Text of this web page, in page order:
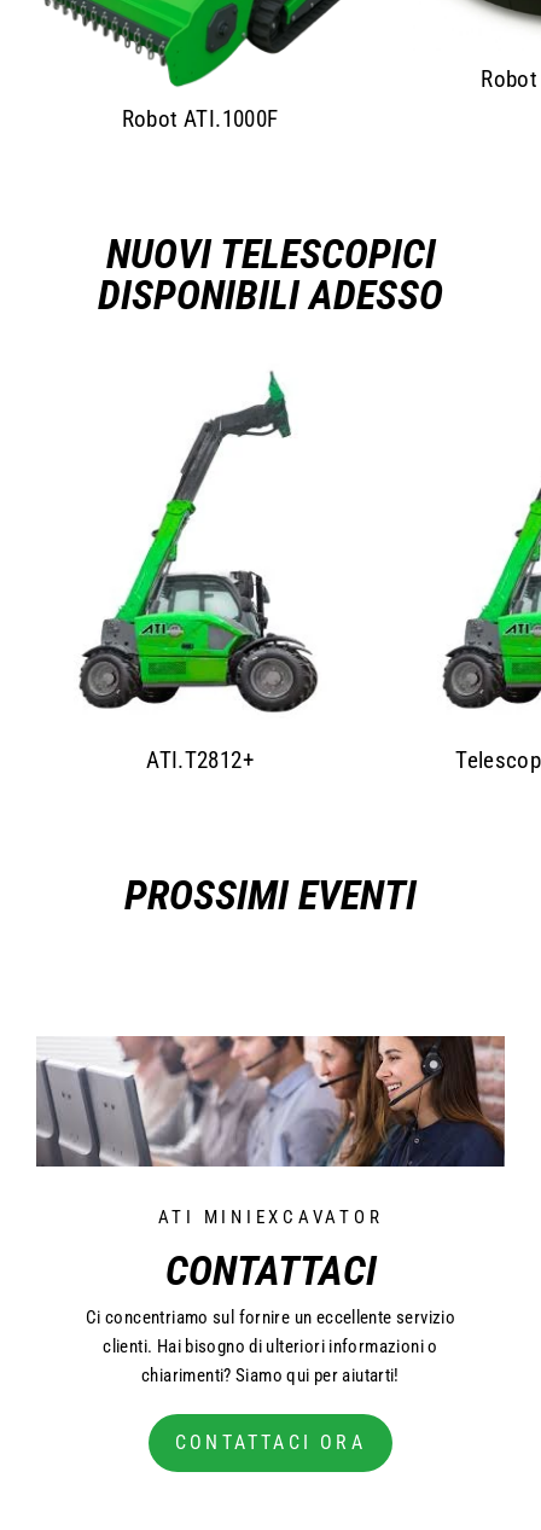
Robot ATI.1000F
NUOVI TELESCOPICI
DISPONIBILI ADESSO
ATI.T2812+
PROSSIMI EVENTI
ATI MINIEXCAVATOR
CONTATTACI
Ci concentriamo sul fornire un eccellente servizio
clienti. Hai bisogno di ulteriori informazioni o
chiarimenti? Siamo qui per aiutarti!
CONTATTACI ORA